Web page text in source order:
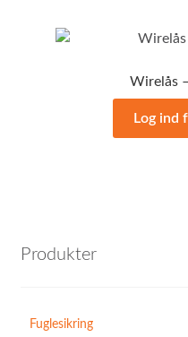
Wirelås
Log ind
Produkter
Fuglesikring